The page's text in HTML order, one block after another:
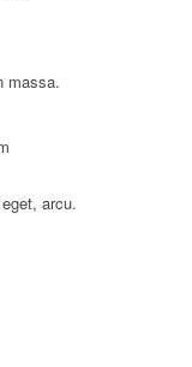
massa.
arcu.